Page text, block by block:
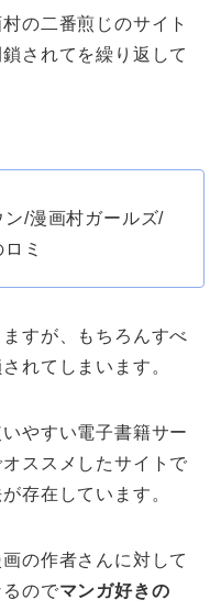
の二番煎じのサイト
されてを繰り返して
/漫画村ガールズ/
ミ
すが、もちろんすべ
れてしまいます。
やすい電子書籍サー
ススメしたサイトで
存在しています。
の作者さんに対して
のでマンガ好きの